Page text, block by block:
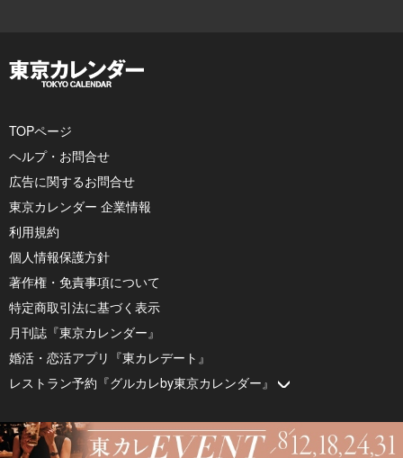
TOPページ
ヘルプ・お問合せ
広告に関するお問合せ
東京カレンダー 企業情報
利用規約
個人情報保護方針
著作権・免責事項について
特定商取引法に基づく表示
月刊誌『東京カレンダー』
婚活・恋活アプリ『東カレデート』
レストラン予約『グルカレby東京カレンダー』